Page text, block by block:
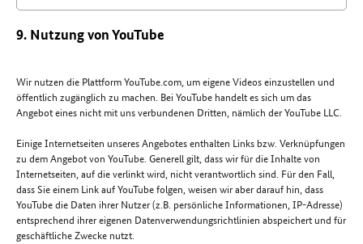
9. Nutzung von YouTube
Wir nutzen die Plattform YouTube.com, um eigene Videos einzustellen und
öffentlich zugänglich zu machen. Bei YouTube handelt es sich um das
Angebot eines nicht mit uns verbundenen Dritten, nämlich der YouTube LLC.
Einige Internetseiten unseres Angebotes enthalten Links bzw. Verknüpfungen
zu dem Angebot von YouTube. Generell gilt, dass wir für die Inhalte von
Internetseiten, auf die verlinkt wird, nicht verantwortlich sind. Für den Fall,
dass Sie einem Link auf YouTube folgen, weisen wir aber darauf hin, dass
YouTube die Daten ihrer Nutzer (z.B. persönliche Informationen, IP-Adresse)
entsprechend ihrer eigenen Datenverwendungsrichtlinien abspeichert und für
geschäftliche Zwecke nutzt.